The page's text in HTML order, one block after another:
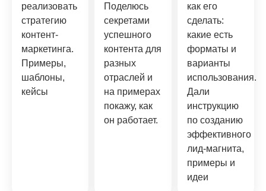
реализовать
стратегию
контент-
маркетинга.
Примеры,
шаблоны,
кейсы
Поделюсь
секретами
успешного
контента для
разных
отраслей и
на примерах
покажу, как
он работает.
как его
сделать:
какие есть
форматы и
варианты
использования.
Дали
инструкцию
по созданию
эффективного
лид-магнита,
примеры и
идеи